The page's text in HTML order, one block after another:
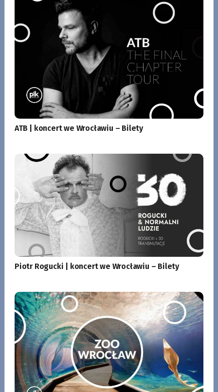
ATB | koncert we Wrocławiu – Bilety
Piotr Rogucki | koncert we Wrocławiu – Bilety